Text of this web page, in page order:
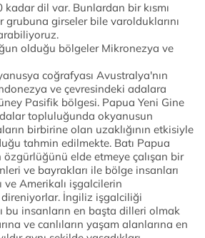
dil var. Bunlardan bir kısmı
girseler bile varolduklarını
olduğu bölgeler Mikronezya ve
coğrafyası Avustralya'nın
ve çevresindeki adalara
Pasifik bölgesi. Papua Yeni Gine
topluluğunda okyanusun
birbirine olan uzaklığının etkisiyle
tahmin edilmekte. Batı Papua
elde etmeye çalışan bir
ve bayrakları ile bölge insanları
ve Amerikalı işgalcilerin
İngiliz işgalciliği
bu insanların en başta dilleri olmak
ve canlıların yaşam alanlarına en